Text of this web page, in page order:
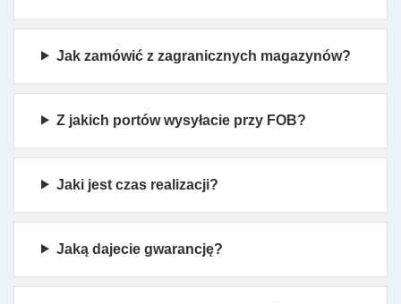
Jak zamówić z zagranicznych magazynów?
Z jakich portów wysyłacie przy FOB?
Jaki jest czas realizacji?
Jaką dajecie gwarancję?